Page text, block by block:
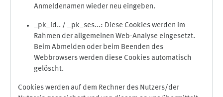
Anmeldenamen wieder neu eingeben.
_pk_id.. / _pk_ses...: Diese Cookies werden im
Rahmen der allgemeinen Web-Analyse eingesetzt.
Beim Abmelden oder beim Beenden des
Webbrowsers werden diese Cookies automatisch
gelöscht.
Cookies werden auf dem Rechner des Nutzers/der